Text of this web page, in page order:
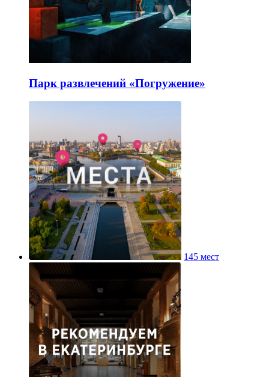
Парк развлечений «Погружение»
145 мест